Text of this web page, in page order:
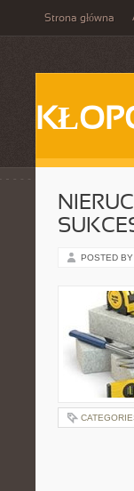
Strona główna
POSTED BY